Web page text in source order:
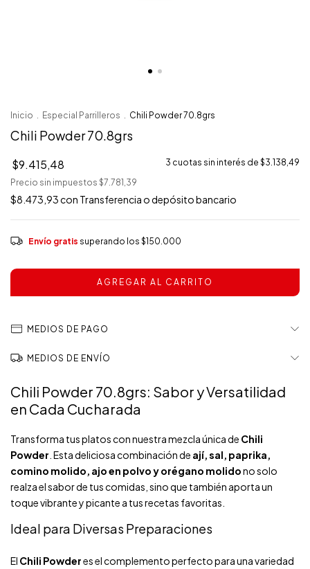
Inicio . Especial Parrilleros . Chili Powder 70.8grs
Chili Powder 70.8grs
$9.415,48 3 cuotas sin interés de $3.138,49
Precio sin impuestos $7.781,39
$8.473,93con Transferencia o depósito bancario
Envío gratis superando los $150.000
MEDIOS DE PAGO
MEDIOS DE ENVÍO
Chili Powder 70.8grs: Sabor y Versatilidad
en Cada Cucharada
Transforma tus platos con nuestra mezcla única de Chili
Powder . Esta deliciosa combinación de ají, sal, paprika,
comino molido, ajo en polvo y orégano molidono solo
realza el sabor de tus comidas, sino que también aporta un
toque vibrante y picante a tus recetas favoritas.
Ideal para Diversas Preparaciones
El Chili Powderes el complemento perfecto para una variedad